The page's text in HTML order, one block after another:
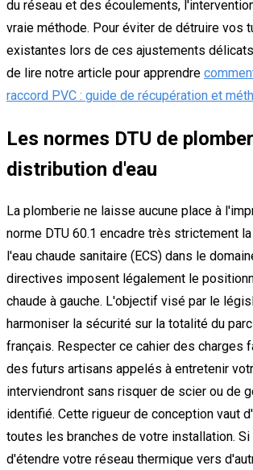
du réseau et des écoulements,
vraie méthode. Pour éviter de détruire vos
existantes lors de ces ajustements
de lire notre article pour apprendre
raccord PVC : guide de récupération et
Les normes DTU de
distribution d'eau
La plomberie ne laisse aucune place à
norme DTU 60.1 encadre très strictement
l'eau chaude sanitaire (ECS) dans le
directives imposent légalement le
chaude à gauche. L'objectif visé par le
harmoniser la sécurité sur la totalité du
français. Respecter ce cahier des charges
des futurs artisans appelés à entretenir
interviendront sans risquer de scier ou de
identifié. Cette rigueur de conception vaut
toutes les branches de votre installation.
d'étendre votre réseau thermique vers